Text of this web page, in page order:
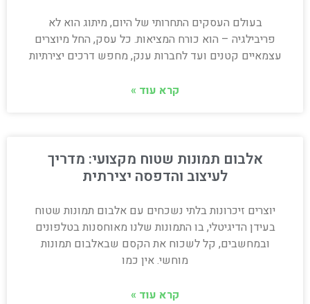
בעולם העסקים התחרותי של היום, מיתוג הוא לא
פריבילגיה – הוא כורח המציאות. כל עסק, החל מיוצרים
עצמאיים קטנים ועד לחברות ענק, מחפש דרכים יצירתיות
קרא עוד »
אלבום תמונות שטוח מקצועי: מדריך
לעיצוב והדפסה יצירתית
יוצרים זיכרונות בלתי נשכחים עם אלבום תמונות שטוח
בעידן הדיגיטלי, בו התמונות שלנו מאוחסנות בטלפונים
ובמחשבים, קל לשכוח את הקסם שבאלבום תמונות
מוחשי. אין כמו
קרא עוד »